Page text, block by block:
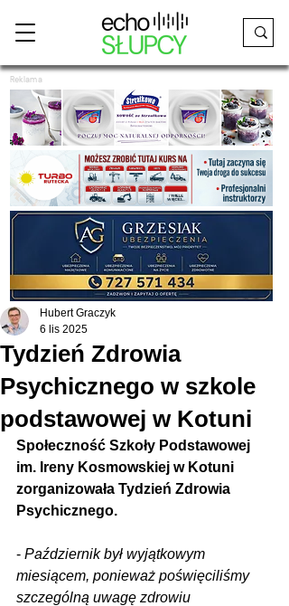
Reklama
Tydzień Zdrowia
Psychicznego w szkole
podstawowej w Kotuni
Hubert Graczyk
6 lis 2025
Społeczność Szkoły Podstawowej
im. Ireny Kosmowskiej w Kotuni
zorganizowała Tydzień Zdrowia
Psychicznego.
- Październik był wyjątkowym
miesiącem, ponieważ poświęciliśmy
szczególną uwagę zdrowiu